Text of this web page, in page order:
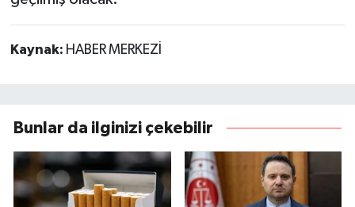
Kaynak: HABER MERKEZİ
Bunlar da ilginizi çekebilir